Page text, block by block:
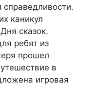
справедливости.
каникул
сказок.
ребят из
прошел
в
игровая